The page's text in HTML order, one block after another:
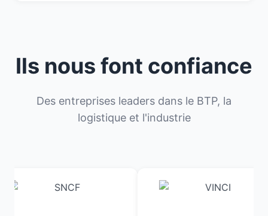
Ils nous font confiance
Des entreprises leaders dans le BTP, la
logistique et l'industrie